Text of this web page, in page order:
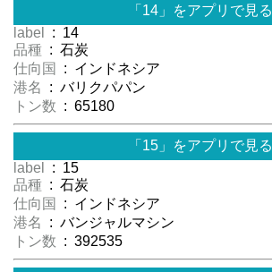
「14」をアプリで見る
label
: 14
品種 : 石炭
仕向国
: インドネシア
港名
: バリクパパン
トン数 : 65180
「15」をアプリで見る
label
: 15
品種 : 石炭
仕向国
: インドネシア
港名
: バンジャルマシン
トン数 : 392535